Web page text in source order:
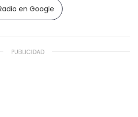
en Google